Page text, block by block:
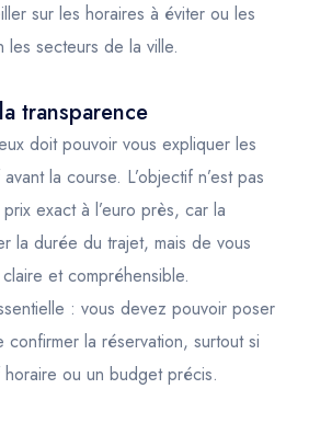
sur les horaires à éviter ou les
les secteurs de la ville.
transparence
doit pouvoir vous expliquer les
la course. L’objectif n’est pas
exact à l’euro près, car la
la durée du trajet, mais de vous
et compréhensible.
: vous devez pouvoir poser
confirmer la réservation, surtout si
ou un budget précis.